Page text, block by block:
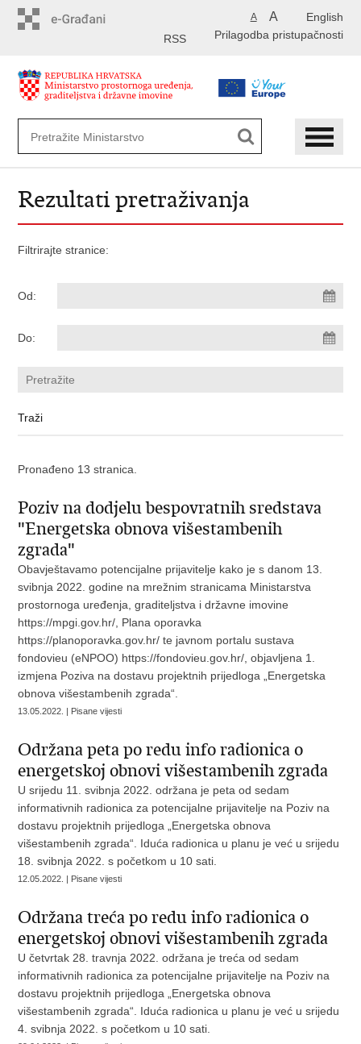
English
A A
Prilagodba pristupačnosti
RSS
Rezultati pretraživanja
Filtrirajte stranice:
Od:
Do:
Pronađeno 13 stranica.
Poziv na dodjelu bespovratnih sredstava
"Energetska obnova višestambenih
zgrada"
Obavještavamo potencijalne prijavitelje kako je s danom 13.
svibnja 2022. godine na mrežnim stranicama Ministarstva
prostornoga uređenja, graditeljstva i državne imovine
https://mpgi.gov.hr/, Plana oporavka
https://planoporavka.gov.hr/ te javnom portalu sustava
fondovieu (eNPOO) https://fondovieu.gov.hr/, objavljena 1.
izmjena Poziva na dostavu projektnih prijedloga „Energetska
obnova višestambenih zgrada“.
13.05.2022. | Pisane vijesti
Održana peta po redu info radionica o
energetskoj obnovi višestambenih zgrada
U srijedu 11. svibnja 2022. održana je peta od sedam
informativnih radionica za potencijalne prijavitelje na Poziv na
dostavu projektnih prijedloga „Energetska obnova
višestambenih zgrada“. Iduća radionica u planu je već u srijedu
18. svibnja 2022. s početkom u 10 sati.
12.05.2022. | Pisane vijesti
Održana treća po redu info radionica o
energetskoj obnovi višestambenih zgrada
U četvrtak 28. travnja 2022. održana je treća od sedam
informativnih radionica za potencijalne prijavitelje na Poziv na
dostavu projektnih prijedloga „Energetska obnova
višestambenih zgrada“. Iduća radionica u planu je već u srijedu
4. svibnja 2022. s početkom u 10 sati.